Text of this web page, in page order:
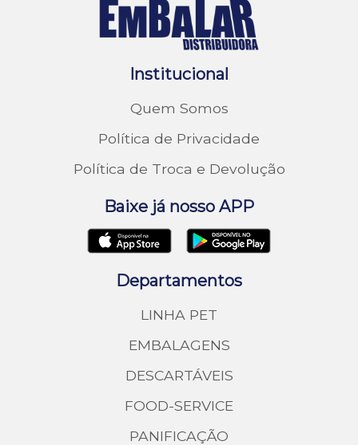
Institucional
Quem Somos
Política de Privacidade
Política de Troca e Devolução
Baixe já nosso APP
Departamentos
LINHA PET
EMBALAGENS
DESCARTÁVEIS
FOOD-SERVICE
PANIFICAÇÃO